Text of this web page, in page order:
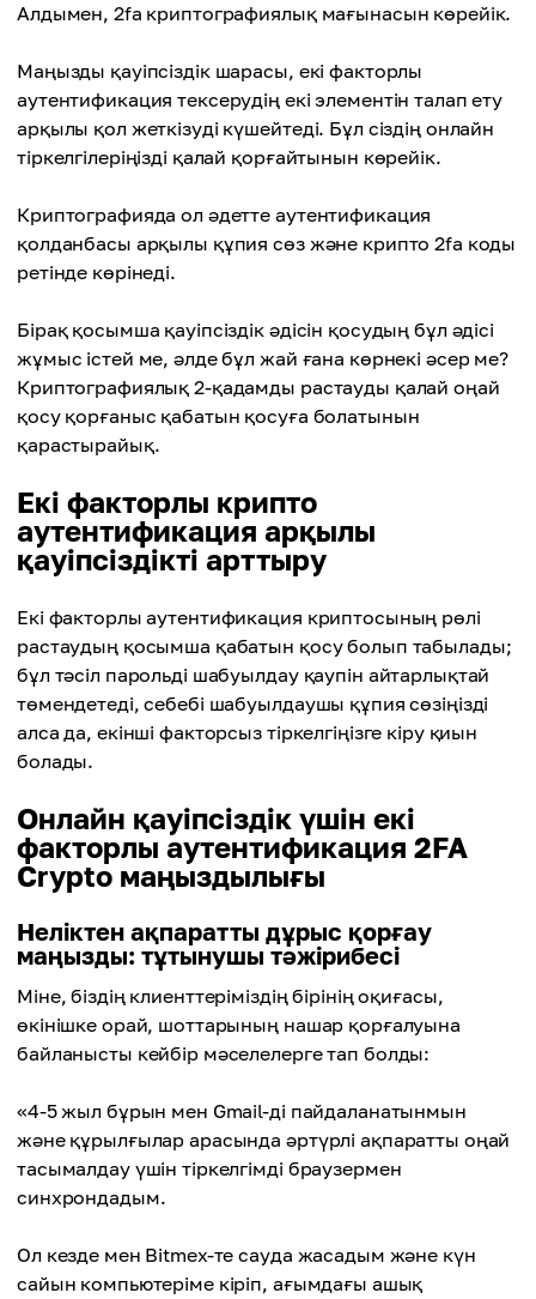
Алдымен, 2fa криптографиялық мағынасын көрейік.
Маңызды қауіпсіздік шарасы, екі факторлы
аутентификация тексерудің екі элементін талап ету
арқылы қол жеткізуді күшейтеді. Бұл сіздің онлайн
тіркелгілеріңізді қалай қорғайтынын көрейік.
Криптографияда ол әдетте аутентификация
қолданбасы арқылы құпия сөз және крипто 2fa коды
ретінде көрінеді.
Бірақ қосымша қауіпсіздік әдісін қосудың бұл әдісі
жұмыс істей ме, әлде бұл жай ғана көрнекі әсер ме?
Криптографиялық 2-қадамды растауды қалай оңай
қосу қорғаныс қабатын қосуға болатынын
қарастырайық.
Екі факторлы крипто
аутентификация арқылы
қауіпсіздікті арттыру
Екі факторлы аутентификация криптосының рөлі
растаудың қосымша қабатын қосу болып табылады;
бұл тәсіл парольді шабуылдау қаупін айтарлықтай
төмендетеді, себебі шабуылдаушы құпия сөзіңізді
алса да, екінші факторсыз тіркелгіңізге кіру қиын
болады.
Онлайн қауіпсіздік үшін екі
факторлы аутентификация 2FA
Сrypto маңыздылығы
Неліктен ақпаратты дұрыс қорғау
маңызды: тұтынушы тәжірибесі
Міне, біздің клиенттеріміздің бірінің оқиғасы,
өкінішке орай, шоттарының нашар қорғалуына
байланысты кейбір мәселелерге тап болды:
«4-5 жыл бұрын мен Gmail-ді пайдаланатынмын
және құрылғылар арасында әртүрлі ақпаратты оңай
тасымалдау үшін тіркелгімді браузермен
синхрондадым.
Ол кезде мен Bitmex-те сауда жасадым және күн
сайын компьютеріме кіріп, ағымдағы ашық